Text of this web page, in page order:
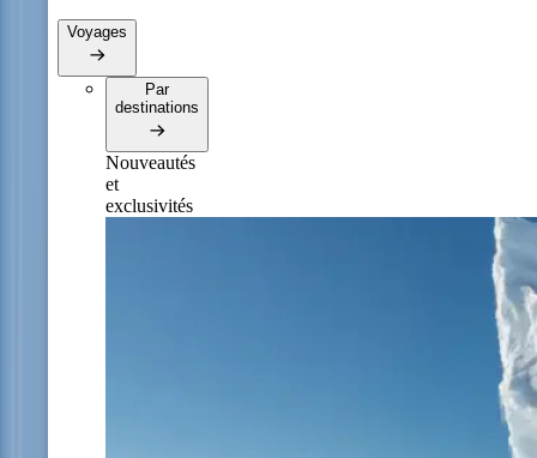
Voyages
Par
destinations
Nouveautés
et
exclusivités